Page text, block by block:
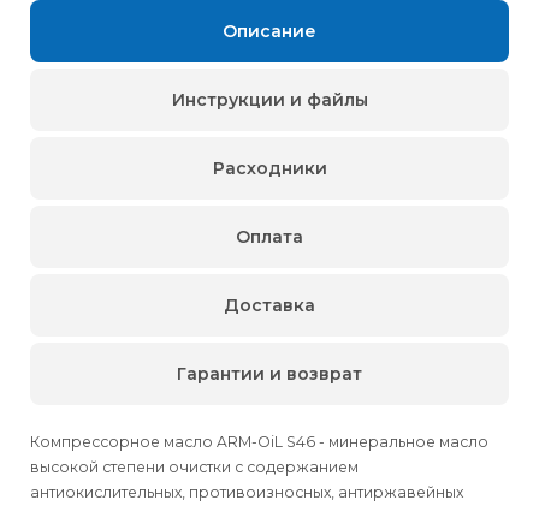
Описание
Компрессорное масло ARM-OiL S46 - минеральное масло
высокой степени очистки с содержанием
антиокислительных, противоизносных, антиржавейных
Инструкции и файлы
Расходники
Оплата
Доставка
Гарантии и возврат